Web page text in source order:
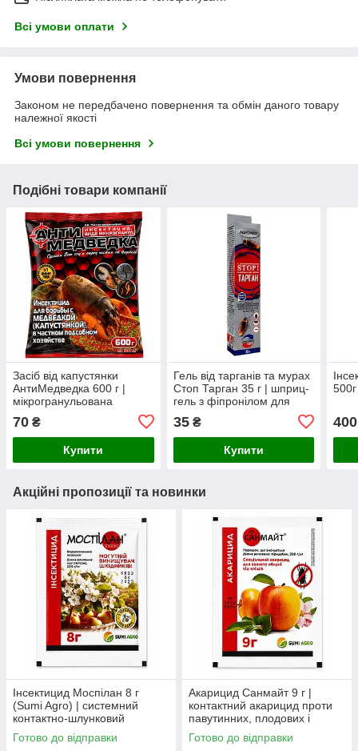
Всі умови оплати
Умови повернення
Законом не передбачено повернення та обмін даного товару
належної якості
Всі умови повернення
Подібні товари компанії
Засіб від капустянки
АнтиМедведка 600 г |
мікрогранульована
приманка від капустянки,
дротяника та личинок
хруща
70 ₴
Купити
Гель від тарганів та мурах
Стоп Тарган 35 г | шприц-
гель з фіпронілом для
35₴
Купити
400
Акційні пропозиції та новинки
Інсектицид Моспілан 8 г
(Sumi Agro) | системний
контактно-шлунковий
інсектицид проти
колорадського жука,
Готово до відправки
Акарицид Санмайт 9 г |
контактний акарицид проти
павутинних, плодових і
цитрусових кліщів
Готово до відправки